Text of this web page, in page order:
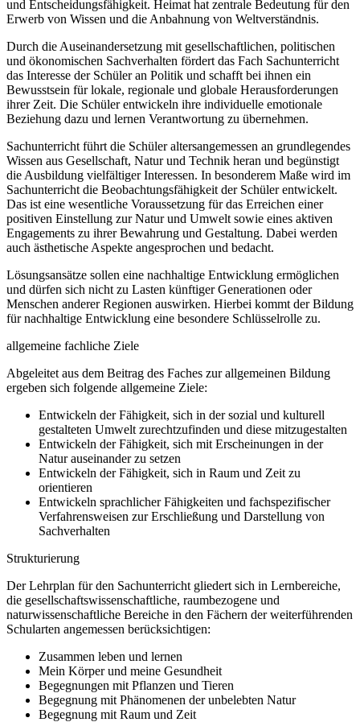
und Entscheidungsfähigkeit. Heimat hat zentrale Bedeutung für den
Erwerb von Wissen und die Anbahnung von Weltverständnis.
Durch die Auseinandersetzung mit gesellschaftlichen, politischen
und ökonomischen Sachverhalten fördert das Fach Sachunterricht
das Interesse der Schüler an Politik und schafft bei ihnen ein
Bewusstsein für lokale, regionale und globale Herausforderungen
ihrer Zeit. Die Schüler entwickeln ihre individuelle emotionale
Beziehung dazu und lernen Verantwortung zu übernehmen.
Sachunterricht führt die Schüler altersangemessen an grundlegendes
Wissen aus Gesellschaft, Natur und Technik heran und begünstigt
die Ausbildung vielfältiger Interessen. In besonderem Maße wird im
Sachunterricht die Beobachtungsfähigkeit der Schüler entwickelt.
Das ist eine wesentliche Voraussetzung für das Erreichen einer
positiven Einstellung zur Natur und Umwelt sowie eines aktiven
Engagements zu ihrer Bewahrung und Gestaltung. Dabei werden
auch ästhetische Aspekte angesprochen und bedacht.
Lösungsansätze sollen eine nachhaltige Entwicklung ermöglichen
und dürfen sich nicht zu Lasten künftiger Generationen oder
Menschen anderer Regionen auswirken. Hierbei kommt der Bildung
für nachhaltige Entwicklung eine besondere Schlüsselrolle zu.
allgemeine fachliche Ziele
Abgeleitet aus dem Beitrag des Faches zur allgemeinen Bildung
ergeben sich folgende allgemeine Ziele:
Entwickeln der Fähigkeit, sich in der sozial und kulturell
gestalteten Umwelt zurechtzufinden und diese mitzugestalten
Entwickeln der Fähigkeit, sich mit Erscheinungen in der
Natur auseinander zu setzen
Entwickeln der Fähigkeit, sich in Raum und Zeit zu
orientieren
Entwickeln sprachlicher Fähigkeiten und fachspezifischer
Verfahrensweisen zur Erschließung und Darstellung von
Sachverhalten
Strukturierung
Der Lehrplan für den Sachunterricht gliedert sich in Lernbereiche,
die gesellschaftswissenschaftliche, raumbezogene und
naturwissenschaftliche Bereiche in den Fächern der weiterführenden
Schularten angemessen berücksichtigen:
Zusammen leben und lernen
Mein Körper und meine Gesundheit
Begegnungen mit Pflanzen und Tieren
Begegnung mit Phänomenen der unbelebten Natur
Begegnung mit Raum und Zeit